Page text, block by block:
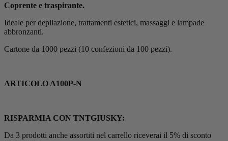
Coprente e traspirante.
Ideale per depilazione, trattamenti estetici, massaggi e lampade
abbronzanti.
Cartone da 1000 pezzi (10 confezioni da 100 pezzi).
ARTICOLO A100P-N
RISPARMIA CON TNTGIUSKY:
Da 3 prodotti anche assortiti nel carrello riceverai il 5% di sconto